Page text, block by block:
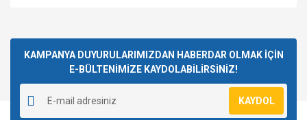
Yorum Yaz
kullanarak tarafımıza iletebilirsiniz.
Görüş ve önerileriniz için teşekkür ederiz.
Ürün resmi kalitesiz, bozuk veya görüntülenemiyor.
Ürün açıklamasında eksik bilgiler bulunuyor.
KAMPANYA DUYURULARIMIZDAN HABERDAR OLMAK İÇİN
E-BÜLTENİMİZE KAYDOLABİLİRSİNİZ!
KAYDOL